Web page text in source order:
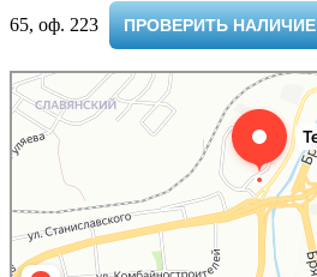
65, оф. 223 ​
ПРОВЕРИТЬ НАЛИЧИЕ